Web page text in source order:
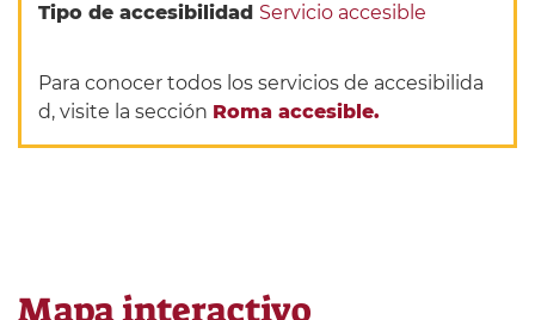
Tipo de accesibilidad Servicio accesible
Para conocer todos los servicios de accesibilida
d, visite la sección Roma accesible.
Mapa interactivo